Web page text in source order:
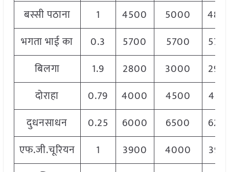
बस्सी पठाना
1 4500 5000
भगता भाई का
0.3 5700 5700
बिलगा
1.9 2800 3000
दोराहा
0.79 4000 4500
दुधनसाधन
0.25 6000 6500
एफ.जी.चूरियन
1 3900 4000